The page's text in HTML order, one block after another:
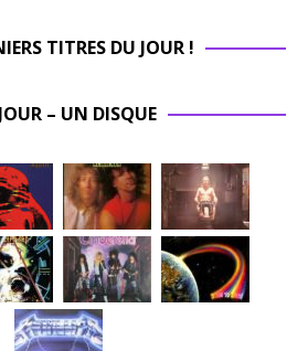
TITRES DU JOUR !
– UN DISQUE